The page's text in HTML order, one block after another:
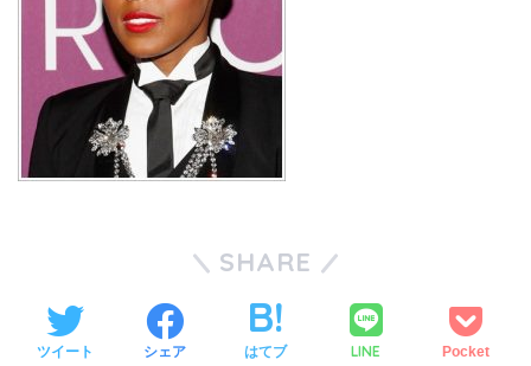
SHARE
ツイート シェア はてブ LINE Pocket